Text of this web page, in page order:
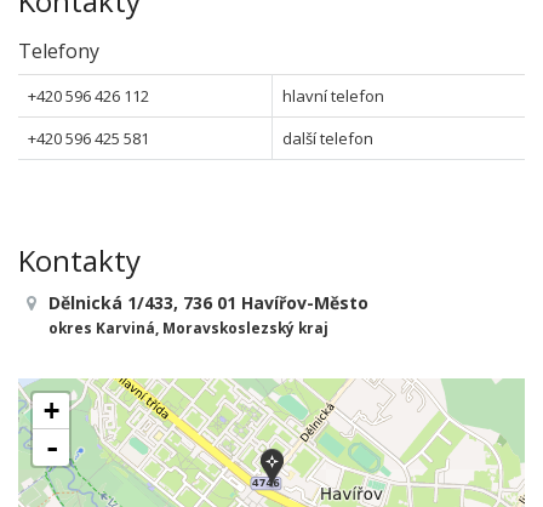
Telefony
+420 596 426 112
hlavní telefon
+420 596 425 581
další telefon
Kontakty
Dělnická 1/433, 736 01 Havířov-Město
okres Karviná, Moravskoslezský kraj
+
-